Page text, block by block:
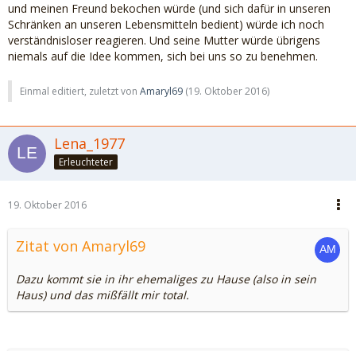
und meinen Freund bekochen würde (und sich dafür in unseren
Schränken an unseren Lebensmitteln bedient) würde ich noch
verständnisloser reagieren. Und seine Mutter würde übrigens
niemals auf die Idee kommen, sich bei uns so zu benehmen.
Einmal editiert, zuletzt von Amaryl69 (19. Oktober 2016)
Lena_1977
Erleuchteter
19. Oktober 2016
Zitat von Amaryl69
Dazu kommt sie in ihr ehemaliges zu Hause (also in sein
Haus) und das mißfällt mir total.